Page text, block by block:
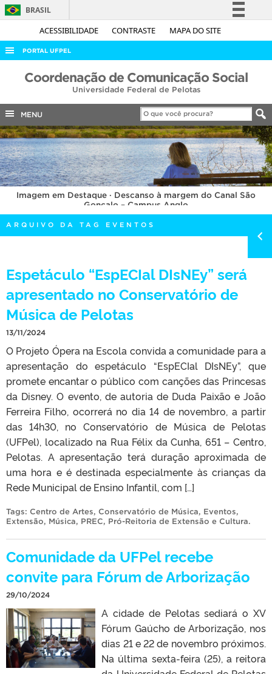
ACESSIBILIDADE CONTRASTE MAPA DO SITE
BRASIL
Simplifique!
Acesso à informação
Legislação
Canais
PORTAL UFPEL
ACESSO À INFORMAÇÃO
COBALTO
CONCURSOS
EDITAIS
INTERNACIONAL
OUVIDORIA
PORTARIAS
TELEFONES
Coordenação de Comunicação Social
Universidade Federal de Pelotas
MENU
Imagem em Destaque · Descanso à margem do Canal São
Gonçalo – Campus Anglo
ARQUIVO DA TAG EVENTOS
Espetáculo “EspECIal DIsNEy” será
apresentado no Conservatório de
Música de Pelotas
13/11/2024
O Projeto Ópera na Escola convida a comunidade para a
apresentação do espetáculo “EspECIal DIsNEy”, que
promete encantar o público com canções das Princesas
da Disney. O evento, de autoria de Duda Paixão e João
Ferreira Filho, ocorrerá no dia 14 de novembro, a partir
das 14h30, no Conservatório de Música de Pelotas
(UFPel), localizado na Rua Félix da Cunha, 651 – Centro,
Pelotas. A apresentação terá duração aproximada de
uma hora e é destinada especialmente às crianças da
Rede Municipal de Ensino Infantil, com […]
Tags: Centro de Artes, Conservatório de Música, Eventos,
Extensão, Música, PREC, Pró-Reitoria de Extensão e Cultura.
Comunidade da UFPel recebe
convite para Fórum de Arborização
29/10/2024
A cidade de Pelotas sediará o XV
Fórum Gaúcho de Arborização, nos
dias 21 e 22 de novembro próximos.
Na última sexta-feira (25), a reitora